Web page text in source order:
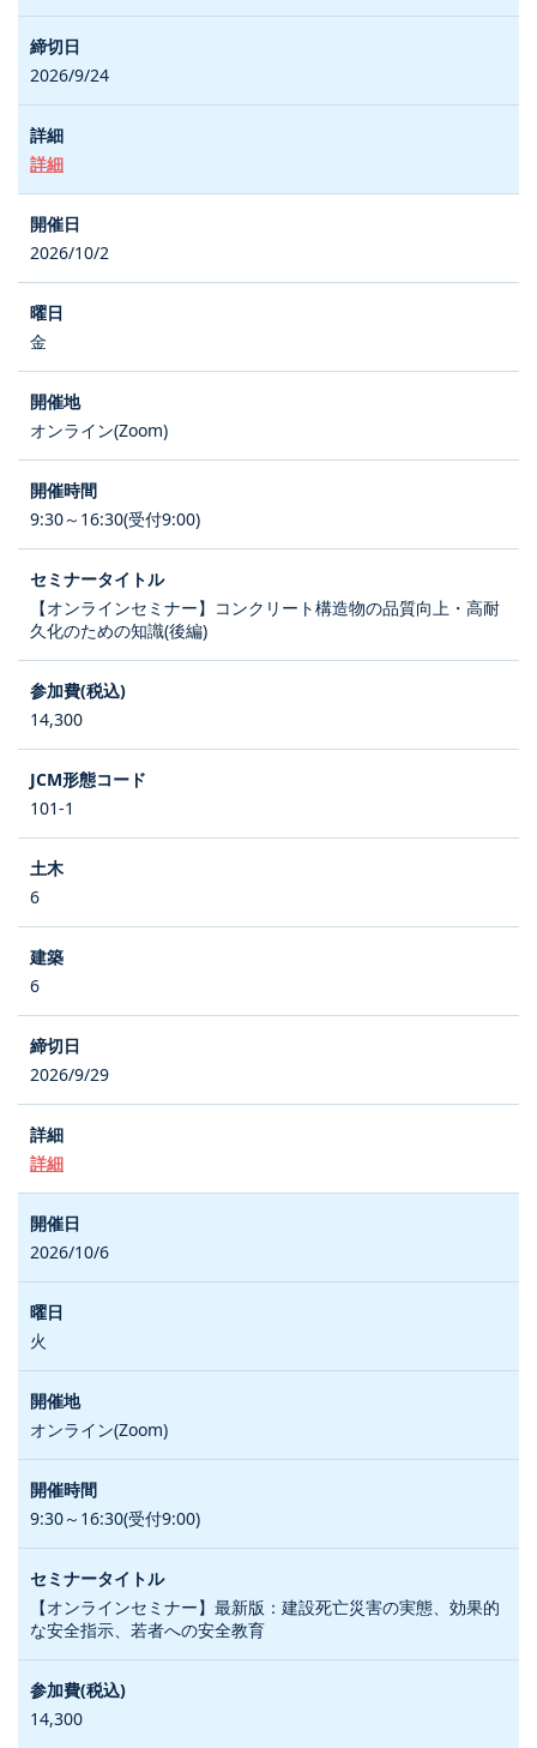
2026/9/24
詳細
2026/10/2
金
オンライン(Zoom)
9:30～16:30(受付9:00)
【オンラインセミナー】コンクリート構造物の品質向上・高耐
久化のための知識(後編)
14,300
101-1
6
6
2026/9/29
詳細
2026/10/6
火
オンライン(Zoom)
9:30～16:30(受付9:00)
【オンラインセミナー】最新版：建設死亡災害の実態、効果的
な安全指示、若者への安全教育
14,300